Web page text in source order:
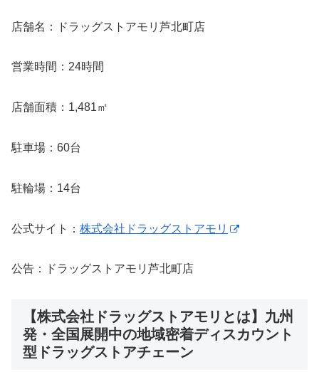
店舗名：ドラッグストアモリ芦北町店
営業時間：24時間
店舗面積：1,481㎡
駐車場：60台
駐輪場：14台
公式サイト： 株式会社ドラッグストアモリ
公告：ドラッグストアモリ芦北町店
【株式会社ドラッグストアモリとは】九州
発・全国展開中の地域密着ディスカウント
型ドラッグストアチェーン